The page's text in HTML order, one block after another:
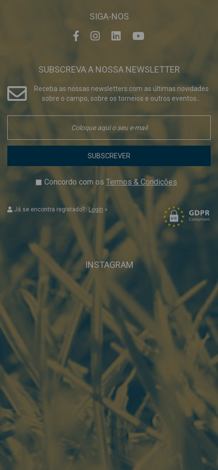
SIGA-NOS
SUBSCREVA A NOSSA NEWSLETTER
Receba as nossas newsletters com as últimas novidades
sobre o campo, sobre os torneios e outros eventos...
SUBSCREVER
Concordo com os Termos & Condições
Já se encontra registado? Login »
INSTAGRAM